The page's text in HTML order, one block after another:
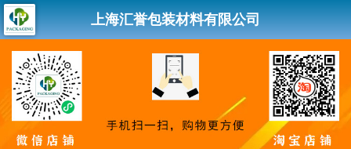
上海汇誉包装材料有限公司